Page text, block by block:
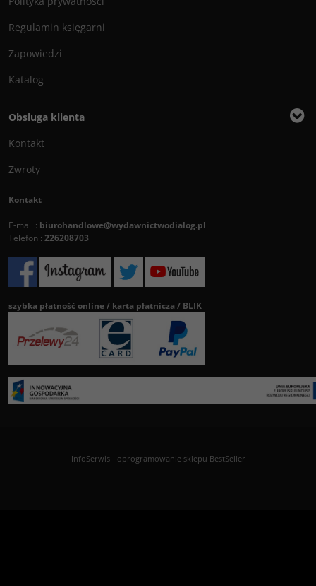
Regulamin księgarni
Zapowiedzi
Katalog
Obsługa klienta
Kontakt
Zwroty
Kontakt
E-mail : biurohandlowe@wydawnictwodialog.pl
Telefon : 226208703
szybka płatność online / karta płatnicza / BLIK
InfoSerwis- oprogramowanie sklepu BestSeller